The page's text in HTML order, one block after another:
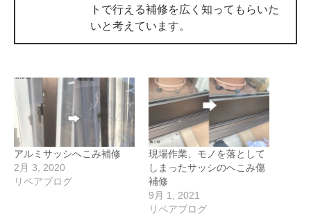
トで行える補修を広く知ってもらいた
いと考えています。
アルミサッシへこみ補修
2月 3, 2020
リペアブログ
現場作業、モノを落として
しまったサッシのへこみ傷
補修
9月 1, 2021
リペアブログ